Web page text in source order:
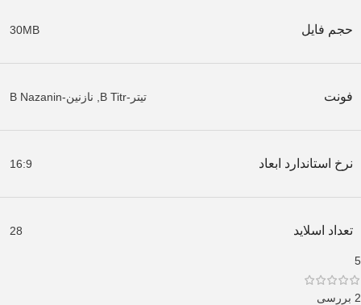
حجم فایل 30MB
فونت تیتر-B Titr نازنین-B Nazanin
نرخ استاندارد ابعاد 16:9
تعداد اسلاید 28
5
2 بررسی